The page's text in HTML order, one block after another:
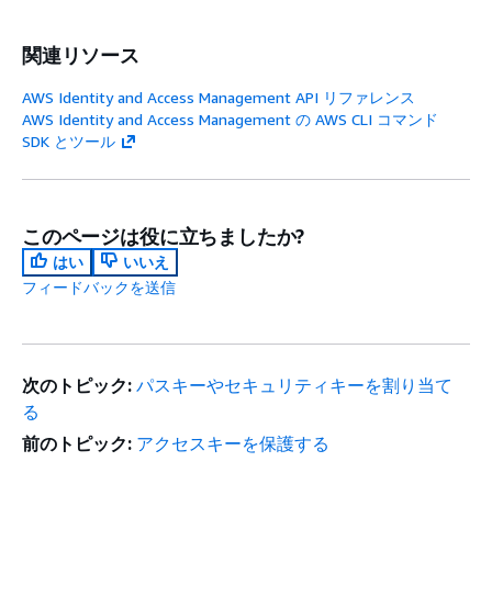
関連リソース
AWS Identity and Access Management API リファレンス
AWS Identity and Access Management の AWS CLI コマンド
SDK とツール
このページは役に立ちましたか?
はい
いいえ
フィードバックを送信
次のトピック: パスキーやセキュリティキーを割り当て
る
前のトピック: アクセスキーを保護する